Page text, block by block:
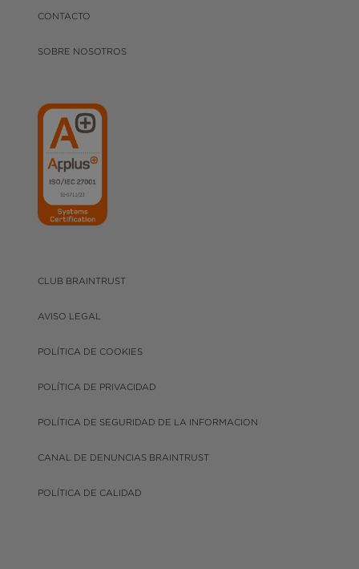
CONTACTO
SOBRE NOSOTROS
CLUB BRAINTRUST
AVISO LEGAL
POLÍTICA DE COOKIES
POLÍTICA DE PRIVACIDAD
POLÍTICA DE SEGURIDAD DE LA INFORMACION
CANAL DE DENUNCIAS BRAINTRUST
POLÍTICA DE CALIDAD